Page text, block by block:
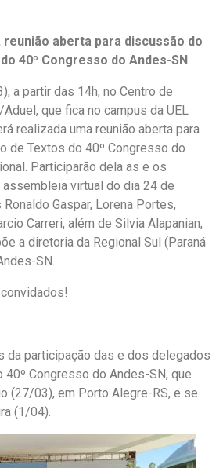
reunião aberta para discussão do
40º Congresso do Andes-SN
a partir das 14h, no Centro de
que fica no campus da UEL
realizada uma reunião aberta para
de Textos do 40º Congresso do
Participarão dela as e os
virtual do dia 24 de
Gaspar, Lorena Portes,
Carreri, além de Silvia Alapanian,
a diretoria da Regional Sul (Paraná
SN.
da participação das e dos delegados
Congresso do Andes-SN, que
(27/03), em Porto Alegre-RS, e se
(1/04).